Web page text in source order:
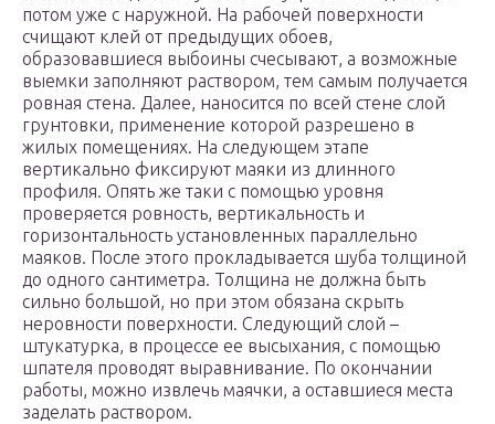
потом уже с наружной. На рабочей поверхности
счищают клей от предыдущих обоев,
образовавшиеся выбоины счесывают, а возможные
выемки заполняют раствором, тем самым получается
ровная стена. Далее, наносится по всей стене слой
грунтовки, применение которой разрешено в
жилых помещениях. На следующем этапе
вертикально фиксируют маяки из длинного
профиля. Опять же таки с помощью уровня
проверяется ровность, вертикальность и
горизонтальность установленных параллельно
маяков. После этого прокладывается шуба толщиной
до одного сантиметра. Толщина не должна быть
сильно большой, но при этом обязана скрыть
неровности поверхности. Следующий слой –
штукатурка, в процессе ее высыхания, с помощью
шпателя проводят выравнивание. По окончании
работы, можно извлечь маячки, а оставшиеся места
заделать раствором.